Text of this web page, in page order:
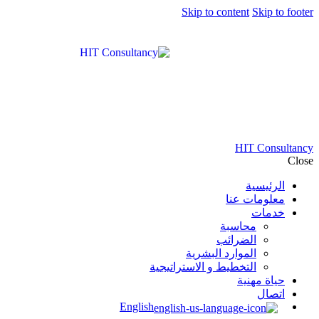
Skip to content Skip to footer
HIT Consultancy
Close
الرئيسية
معلومات عنا
خدمات
محاسبة
الضرائب
الموارد البشرية
التخطيط و الاستراتيجية
حياة مهنية
اتصال
English